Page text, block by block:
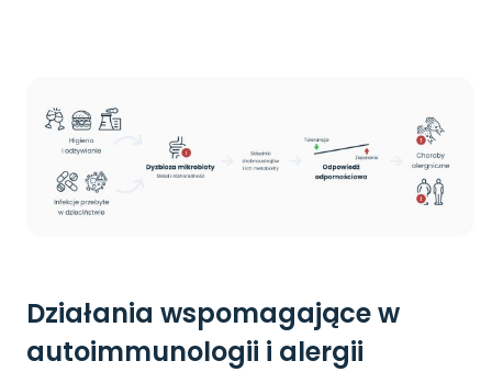
Działania wspomagające w
autoimmunologii i alergii